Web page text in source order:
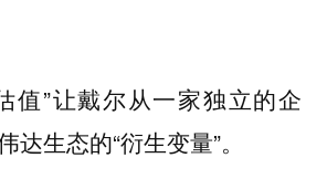
值”让戴尔从一家独立的企
达生态的“衍生变量”。